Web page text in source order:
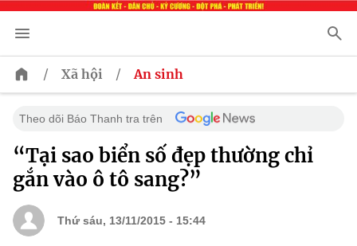
/ Xã hội / An sinh
Theo dõi Báo Thanh tra trên
“Tại sao biển số đẹp thường chỉ
gắn vào ô tô sang?”
Thứ sáu, 13/11/2015 - 15:44